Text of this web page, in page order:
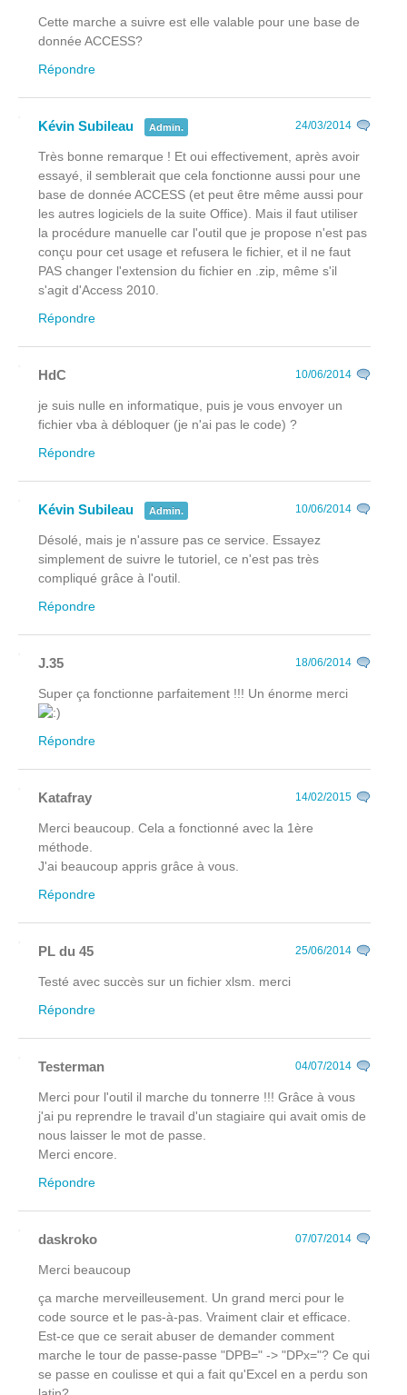
Cette marche a suivre est elle valable pour une base de
donnée ACCESS?
Répondre
Kévin Subileau Admin. 24/03/2014
Très bonne remarque ! Et oui effectivement, après avoir
essayé, il semblerait que cela fonctionne aussi pour une
base de donnée ACCESS (et peut être même aussi pour
les autres logiciels de la suite Office). Mais il faut utiliser
la procédure manuelle car l'outil que je propose n'est pas
conçu pour cet usage et refusera le fichier, et il ne faut
PAS changer l'extension du fichier en .zip, même s'il
s'agit d'Access 2010.
Répondre
HdC 10/06/2014
je suis nulle en informatique, puis je vous envoyer un
fichier vba à débloquer (je n'ai pas le code) ?
Répondre
Kévin Subileau Admin. 10/06/2014
Désolé, mais je n'assure pas ce service. Essayez
simplement de suivre le tutoriel, ce n'est pas très
compliqué grâce à l'outil.
Répondre
J.35 18/06/2014
Super ça fonctionne parfaitement !!! Un énorme merci
Répondre
Katafray 14/02/2015
Merci beaucoup. Cela a fonctionné avec la 1ère
méthode.
J'ai beaucoup appris grâce à vous.
Répondre
PL du 45 25/06/2014
Testé avec succès sur un fichier xlsm. merci
Répondre
Testerman 04/07/2014
Merci pour l'outil il marche du tonnerre !!! Grâce à vous
j'ai pu reprendre le travail d'un stagiaire qui avait omis de
nous laisser le mot de passe.
Merci encore.
Répondre
daskroko 07/07/2014
Merci beaucoup
ça marche merveilleusement. Un grand merci pour le
code source et le pas-à-pas. Vraiment clair et efficace.
Est-ce que ce serait abuser de demander comment
marche le tour de passe-passe "DPB=" -> "DPx="? Ce qui
se passe en coulisse et qui a fait qu'Excel en a perdu son